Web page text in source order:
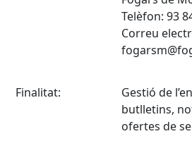
Telèfon: 93
Correu
Finalitat:
Gestió de
butlletins,
ofertes de